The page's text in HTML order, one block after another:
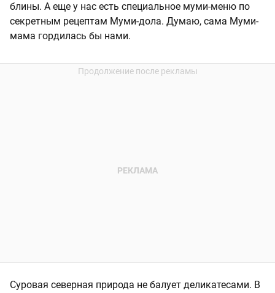
блины. А еще у нас есть специальное муми-меню по
секретным рецептам Муми-дола. Думаю, сама Муми-
мама гордилась бы нами.
Суровая северная природа не балует деликатесами. В